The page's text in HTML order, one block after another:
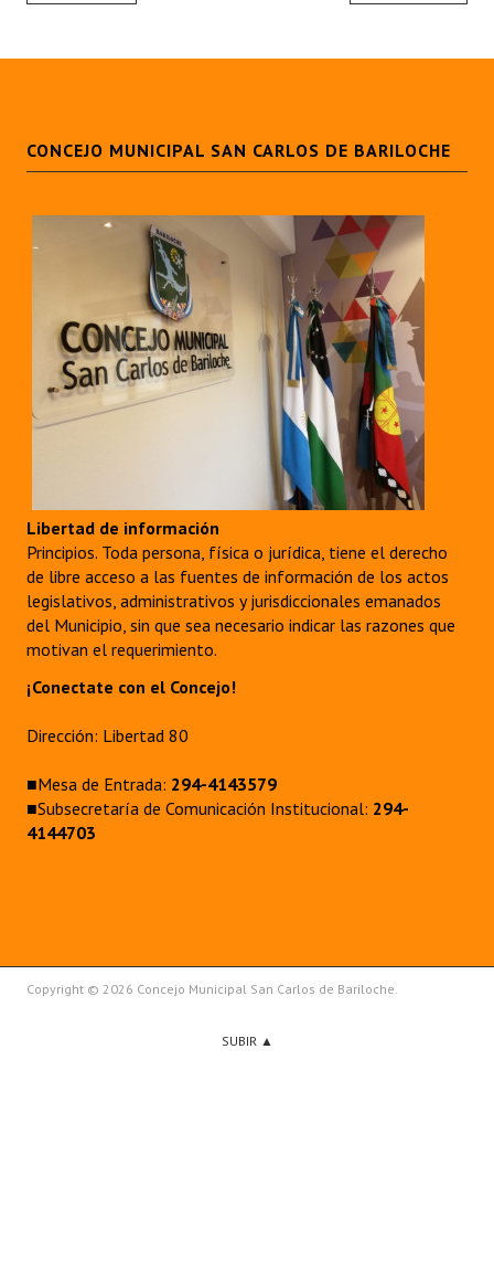
CONCEJO MUNICIPAL SAN CARLOS DE BARILOCHE
Libertad de información
Principios. Toda persona, física o jurídica, tiene el derecho
de libre acceso a las fuentes de información de los actos
legislativos, administrativos y jurisdiccionales emanados
del Municipio, sin que sea necesario indicar las razones que
motivan el requerimiento.
¡Conectate con el Concejo!
Dirección: Libertad 80
■Mesa de Entrada: 294-4143579
■Subsecretaría de Comunicación Institucional: 294-
4144703
Copyright © 2026 Concejo Municipal San Carlos de Bariloche.
SUBIR ▲